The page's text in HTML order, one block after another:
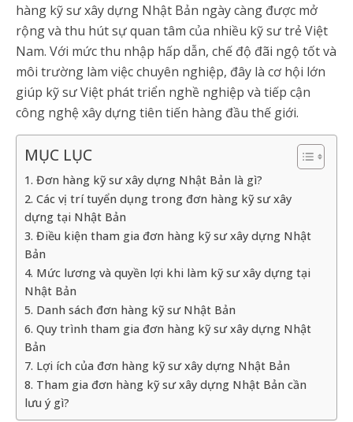
hàng kỹ sư xây dựng Nhật Bản ngày càng được mở
rộng và thu hút sự quan tâm của nhiều kỹ sư trẻ Việt
Nam. Với mức thu nhập hấp dẫn, chế độ đãi ngộ tốt và
môi trường làm việc chuyên nghiệp, đây là cơ hội lớn
giúp kỹ sư Việt phát triển nghề nghiệp và tiếp cận
công nghệ xây dựng tiên tiến hàng đầu thế giới.
MỤC LỤC
1. Đơn hàng kỹ sư xây dựng Nhật Bản là gì?
2. Các vị trí tuyển dụng trong đơn hàng kỹ sư xây
dựng tại Nhật Bản
3. Điều kiện tham gia đơn hàng kỹ sư xây dựng Nhật
Bản
4. Mức lương và quyền lợi khi làm kỹ sư xây dựng tại
Nhật Bản
5. Danh sách đơn hàng kỹ sư Nhật Bản
6. Quy trình tham gia đơn hàng kỹ sư xây dựng Nhật
Bản
7. Lợi ích của đơn hàng kỹ sư xây dựng Nhật Bản
8. Tham gia đơn hàng kỹ sư xây dựng Nhật Bản cần
lưu ý gì?